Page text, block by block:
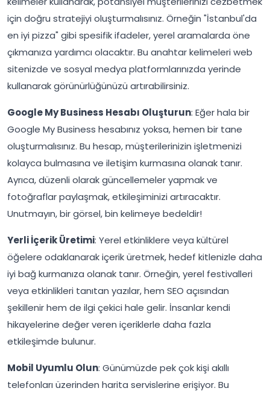
için doğru stratejiyi oluşturmalısınız. Örneğin "İstanbul'da
en iyi pizza" gibi spesifik ifadeler, yerel aramalarda öne
çıkmanıza yardımcı olacaktır. Bu anahtar kelimeleri web
sitenizde ve sosyal medya platformlarınızda yerinde
kullanarak görünürlüğünüzü artırabilirsiniz.
Google My Business Hesabı Oluşturun: Eğer hala bir
Google My Business hesabınız yoksa, hemen bir tane
oluşturmalısınız. Bu hesap, müşterilerinizin işletmenizi
kolayca bulmasına ve iletişim kurmasına olanak tanır.
Ayrıca, düzenli olarak güncellemeler yapmak ve
fotoğraflar paylaşmak, etkileşiminizi artıracaktır.
Unutmayın, bir görsel, bin kelimeye bedeldir!
Yerli İçerik Üretimi: Yerel etkinliklere veya kültürel
öğelere odaklanarak içerik üretmek, hedef kitlenizle daha
iyi bağ kurmanıza olanak tanır. Örneğin, yerel festivalleri
veya etkinlikleri tanıtan yazılar, hem SEO açısından
şekillenir hem de ilgi çekici hale gelir. İnsanlar kendi
hikayelerine değer veren içeriklerle daha fazla
etkileşimde bulunur.
Mobil Uyumlu Olun: Günümüzde pek çok kişi akıllı
telefonları üzerinden harita servislerine erişiyor. Bu